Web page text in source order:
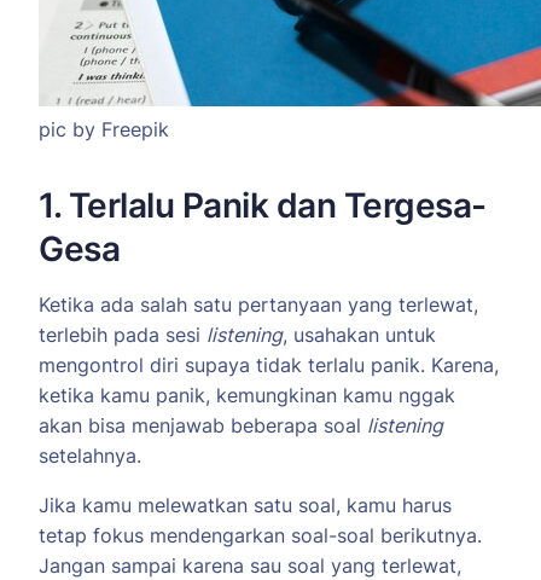
pic by Freepik
1. Terlalu Panik dan Tergesa-
Gesa
Ketika ada salah satu pertanyaan yang terlewat,
terlebih pada sesi listening, usahakan untuk
mengontrol diri supaya tidak terlalu panik. Karena,
ketika kamu panik, kemungkinan kamu nggak
akan bisa menjawab beberapa soal listening
setelahnya.
Jika kamu melewatkan satu soal, kamu harus
tetap fokus mendengarkan soal-soal berikutnya.
Jangan sampai karena sau soal yang terlewat,